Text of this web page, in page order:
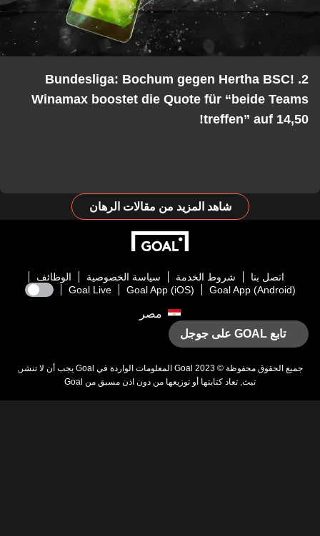
2. Bundesliga: Bochum gegen Hertha BSC!
Winamax boostet die Quote für “beide
treffen” auf
شاهد المزيد من مقالات الرهان
اتصل بنا شروط الخدمة سياسة الخصوصية
الوظائف
Goal App (Android)
Goal App (iOS)
Goal Live
مصر
الحقوق محفوظة © 2023 Goalالمعلومات الواردة فيGoal يجب أن لا تنشر,
تبث, تعاد كتابتها أو توزيعها من دون اذن مسبق منGoal